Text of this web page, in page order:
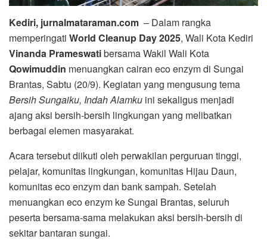
Kediri, jurnalmataraman.com – Dalam rangka
memperingati World Cleanup Day 2025, Wali Kota Kediri
Vinanda Prameswatibersama Wakil Wali Kota
Qowimuddin menuangkan cairan eco enzym di Sungai
Brantas, Sabtu (20/9). Kegiatan yang mengusung tema
Bersih Sungaiku, Indah Alamku ini sekaligus menjadi
ajang aksi bersih-bersih lingkungan yang melibatkan
berbagai elemen masyarakat.
Acara tersebut diikuti oleh perwakilan perguruan tinggi,
pelajar, komunitas lingkungan, komunitas Hijau Daun,
komunitas eco enzym dan bank sampah. Setelah
menuangkan eco enzym ke Sungai Brantas, seluruh
peserta bersama-sama melakukan aksi bersih-bersih di
sekitar bantaran sungai.